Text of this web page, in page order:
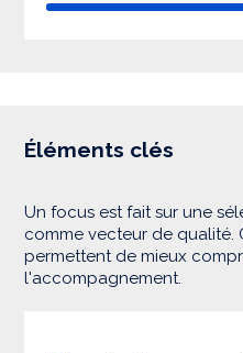
Éléments clés
Un focus est fait sur une
comme vecteur de qualité.
permettent de mieux
l'accompagnement.